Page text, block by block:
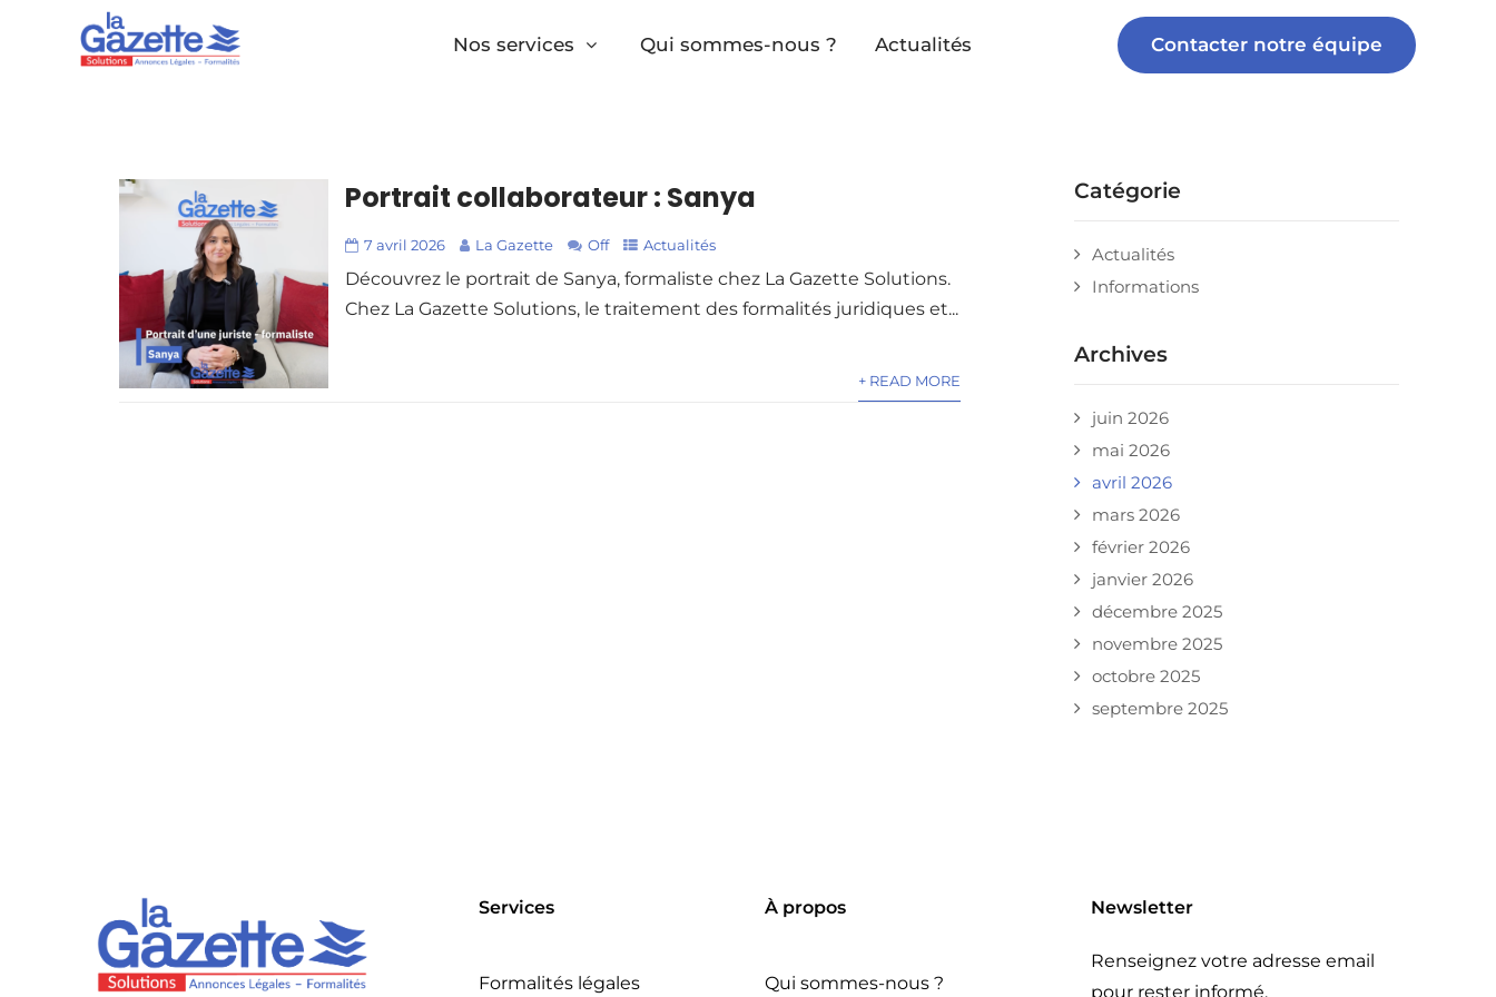
Nos services Qui sommes-nous ? Actualités Contacter notre équipe
Portrait collaborateur : Sanya
7 avril 2026 La Gazette Off Actualités
Découvrez le portrait de Sanya, formaliste chez La Gazette Solutions.
Chez La Gazette Solutions, le traitement des formalités juridiques et...
+ READ MORE
Catégorie
Actualités
Informations
Archives
juin 2026
mai 2026
avril 2026
mars 2026
février 2026
janvier 2026
décembre 2025
novembre 2025
octobre 2025
septembre 2025
Services
Formalités légales
À propos
Qui sommes-nous ?
Newsletter
Renseignez votre adresse email
pour rester informé.